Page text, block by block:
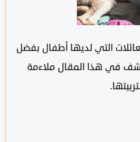
التي لديها أطفال بفضل
هذا المقال ملاءمة